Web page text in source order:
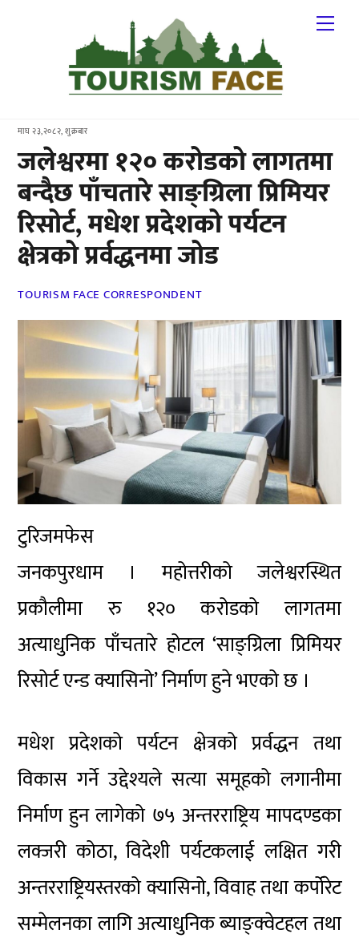
माघ २३,२०८२, शुक्रबार
जलेश्वरमा १२० करोडको लागतमा
बन्दैछ पाँचतारे साङ्ग्रिला प्रिमियर
रिसोर्ट, मधेश प्रदेशको पर्यटन
क्षेत्रको प्रर्वद्धनमा जोड
TOURISM FACE CORRESPONDENT
टुरिजमफेस
जनकपुरधाम । महोत्तरीको जलेश्वरस्थित
प्रकौलीमा रु १२० करोडको लागतमा
अत्याधुनिक पाँचतारे होटल ‘साङ्ग्रिला प्रिमियर
रिसोर्ट एन्ड क्यासिनो’ निर्माण हुने भएको छ ।
मधेश प्रदेशको पर्यटन क्षेत्रको प्रर्वद्धन तथा
विकास गर्ने उद्देश्यले सत्या समूहको लगानीमा
निर्माण हुन लागेको ७५ अन्तरराष्ट्रिय मापदण्डका
लक्जरी कोठा, विदेशी पर्यटकलाई लक्षित गरी
अन्तरराष्ट्रियस्तरको क्यासिनो, विवाह तथा कर्पोरेट
सम्मेलनका लागि अत्याधुनिक ब्याङ्क्वेटहल तथा